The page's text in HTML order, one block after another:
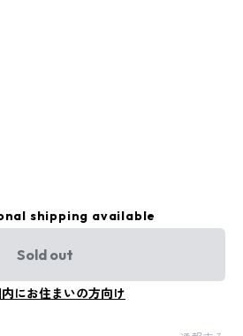
shipping available
Sold out
にお住まいの方向け